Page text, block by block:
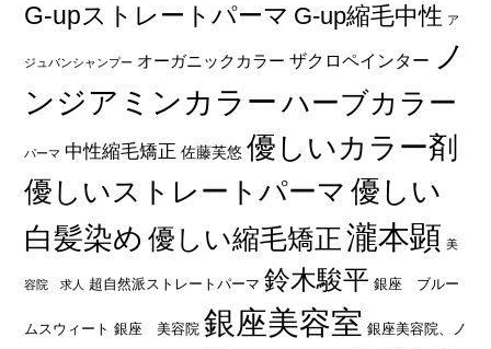
G-upストレートパーマ G-up縮毛中性 ア
ジュバンシャンプー オーガニックカラー ザクロペインター
ノ
ンジアミンカラー ハーブカラー
パーマ 中性縮毛矯正 佐藤芙悠 優しいカラー剤
優しいストレートパーマ 優しい
白髪染め 優しい縮毛矯正 瀧本顕 美
容院 求人 超自然派ストレートパーマ 鈴木駿平 銀座 ブルー
ムスウィート 銀座 美容院 銀座美容室 銀座美容院、ノ